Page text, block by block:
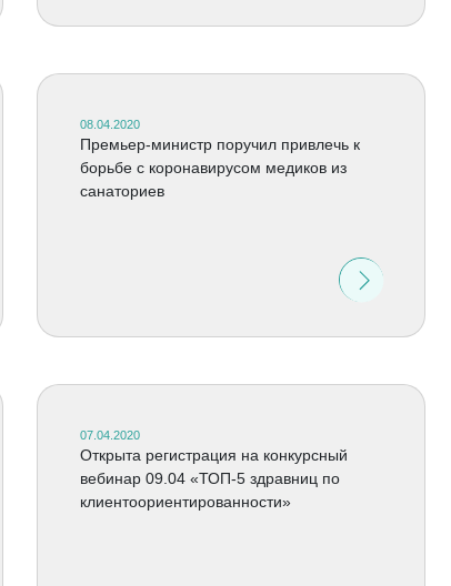
08.04.2020
Премьер-министр поручил привлечь к
борьбе с коронавирусом медиков из
санаториев
07.04.2020
Открыта регистрация на конкурсный
вебинар 09.04 «ТОП-5 здравниц по
клиентоориентированности»